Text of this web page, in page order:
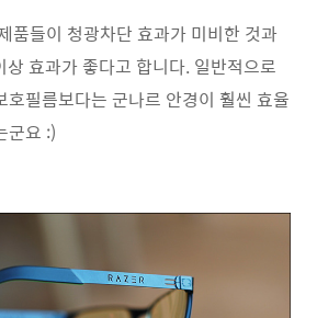
품들이 청광차단 효과가 미비한 것과
효과가 좋다고 합니다. 일반적으로
호필름보다는 군나르 안경이 훨씬 효율
군요 :)